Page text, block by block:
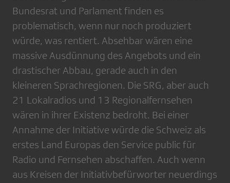
Bundesrat und Parlament finden es
problematisch, wenn nur noch produziert
würde, was rentiert. Absehbar wären eine
massive Ausdünnung des Angebots und ein
drastischer Abbau, gerade auch in den
kleineren Sprachregionen. Die SRG, aber auch
21 Lokalradios und 13 Regionalfernsehen
wären in ihrer Existenz bedroht. Bei einer
Annahme der Initiative würde die Schweiz als
erstes Land Europas den Service public für
Radio und Fernsehen abschaffen. Auch wenn
aus Kreisen der Initiativbefürworter neuerdings